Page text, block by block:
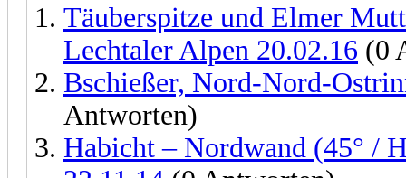
Täuberspitze und Elmer
Lechtaler Alpen 20.02.16 (0
Bschießer, Nord-Nord-
Antworten)
Habicht – Nordwand (45° /